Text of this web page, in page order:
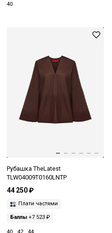
40
Рубашка TheLatest
TLW04009T0160LNTP
44 250 ₽
Плати частями
Баллы +7 523 ₽
40 42 44